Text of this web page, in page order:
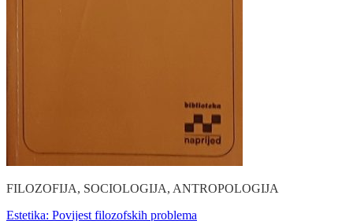
FILOZOFIJA, SOCIOLOGIJA, ANTROPOLOGIJA
Estetika: Povijest filozofskih problema